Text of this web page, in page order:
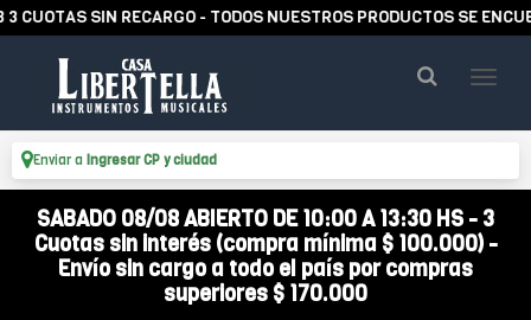
SIN RECARGO - TODOS NUESTROS PRODUCTOS SE
Enviar a Ingresar CP y ciudad
SABADO 08/08 ABIERTO DE 10:00 A 13:30 HS - 3
Cuotas sin interés (compra mínima $ 100.000) -
Envío sin cargo a todo el país por compras
superiores $ 170.000